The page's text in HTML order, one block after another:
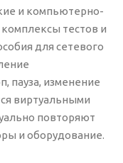
и компьютерно-
тестов и
для сетевого
пауза, изменение
виртуальными
повторяют
и оборудование.